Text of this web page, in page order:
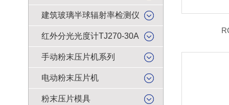
建筑玻璃半球辐射率检测仪
红外分光光度计TJ270-30A
手动粉末压片机系列
电动粉末压片机
粉末压片模具